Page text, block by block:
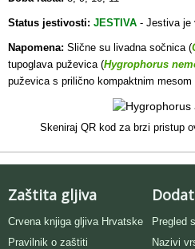
Status jestivosti: JESTIVA - Jestiva je
Napomena: Slične su livadna sočnica (
tupoglava puževica (Hygrophorus
puževica s prilično kompaktnim mesom
Skeniraj QR kod za brzi pristup
Zaštita gljiva
Crvena knjiga gljiva Hrvatske
Pravilnik o zaštiti
Pregled
Nazivi